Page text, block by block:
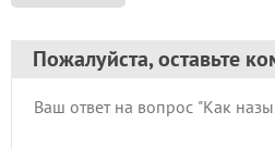
Пожалуйста, оставьте